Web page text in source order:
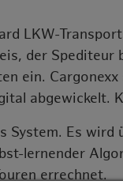
LKW-
der
ein. Cargonexx
abgewickelt.
System. Es wird
lernender
errechnet.